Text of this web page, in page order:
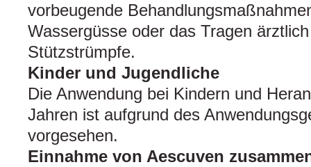
vorbeugende
Wassergüsse oder das Tragen
Stützstrümpfe.
Kinder und Jugendliche
Die Anwendung bei Kindern und
Jahren ist aufgrund des
vorgesehen.
Einnahme von Aescuven